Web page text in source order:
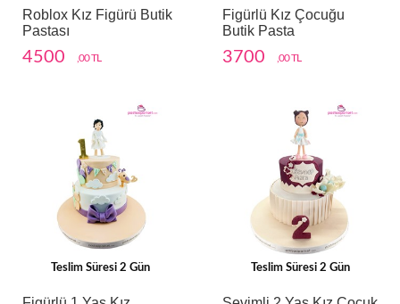
Roblox Kız Figürü Butik
Pastası
4500 ,00 TL
Figürlü Kız Çocuğu
Butik Pasta
3700 ,00 TL
Teslim Süresi 2 Gün Teslim Süresi 2 Gün